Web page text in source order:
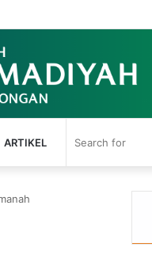
Keuangan AUM
ARTIKEL